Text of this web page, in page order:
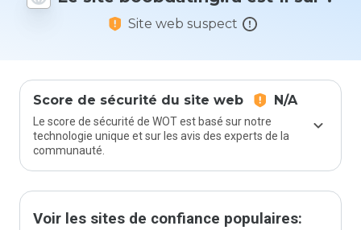
Site web suspect
Score de sécurité du site web N/A
Le score de sécurité de WOT est basé sur notre
technologie unique et sur les avis des experts de la
communauté.
Voir les sites de confiance populaires: